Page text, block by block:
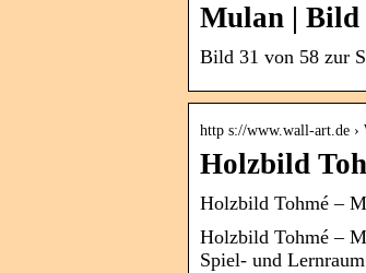
Mulan | Bild
Bild 31 von 58 zur
http s://www.wall-art.de ›
Holzbild
Holzbild Tohmé –
Holzbild Tohmé –
Spiel- und